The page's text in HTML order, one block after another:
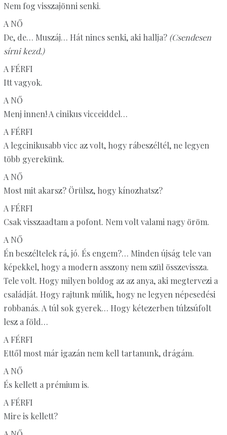
Nem fog visszajönni senki.
A NŐ
De, de… Muszáj… Hát nincs senki, aki hallja? (Csendesen
sírni kezd.)
A FÉRFI
Itt vagyok.
A NŐ
Menj innen! A cinikus vicceiddel…
A FÉRFI
A legcinikusabb vicc az volt, hogy rábeszéltél, ne legyen
több gyerekünk.
A NŐ
Most mit akarsz? Örülsz, hogy kínozhatsz?
A FÉRFI
Csak visszaadtam a pofont. Nem volt valami nagy öröm.
A NŐ
Én beszéltelek rá, jó. És engem?… Minden újság tele van
képekkel, hogy a modern asszony nem szül összevissza.
Tele volt. Hogy milyen boldog az az anya, aki megtervezi a
családját. Hogy rajtunk múlik, hogy ne legyen népesedési
robbanás. A túl sok gyerek… Hogy kétezerben túlzsúfolt
lesz a föld…
A FÉRFI
Ettől most már igazán nem kell tartanunk, drágám.
A NŐ
És kellett a prémium is.
A FÉRFI
Mire is kellett?